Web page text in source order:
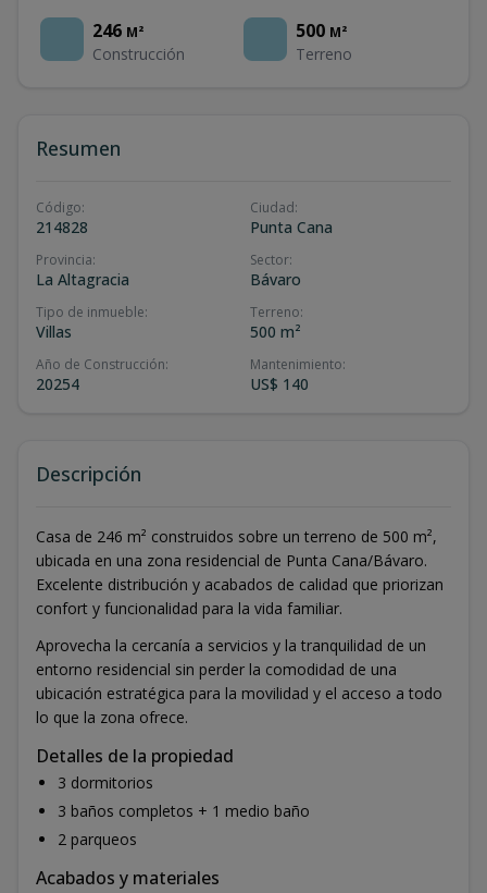
246 M²
Construcción
500 M²
Terreno
Resumen
Código:
214828
Ciudad:
Punta Cana
Provincia:
La Altagracia
Sector:
Bávaro
Tipo de inmueble:
Villas
Terreno:
500 m²
Año de Construcción:
20254
Mantenimiento:
US$ 140
Descripción
Casa de 246 m² construidos sobre un terreno de 500 m²,
ubicada en una zona residencial de Punta Cana/Bávaro.
Excelente distribución y acabados de calidad que priorizan
confort y funcionalidad para la vida familiar.
Aprovecha la cercanía a servicios y la tranquilidad de un
entorno residencial sin perder la comodidad de una
ubicación estratégica para la movilidad y el acceso a todo
lo que la zona ofrece.
Detalles de la propiedad
3 dormitorios
3 baños completos + 1 medio baño
2 parqueos
Acabados y materiales